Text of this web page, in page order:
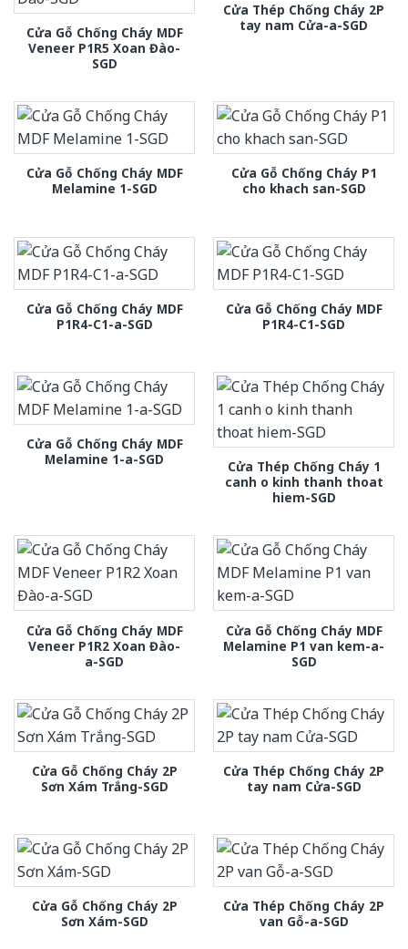
Cửa Gỗ Chống Cháy MDF
Veneer P1R5 Xoan Đào-
SGD
Cửa Thép Chống Cháy 2P
tay nam Cửa-a-SGD
Cửa Gỗ Chống Cháy MDF
Melamine 1-SGD
Cửa Gỗ Chống Cháy P1
cho khach san-SGD
Cửa Gỗ Chống Cháy MDF
P1R4-C1-a-SGD
Cửa Gỗ Chống Cháy MDF
P1R4-C1-SGD
Cửa Gỗ Chống Cháy MDF
Melamine 1-a-SGD
Cửa Thép Chống Cháy 1
canh o kinh thanh thoat
hiem-SGD
Cửa Gỗ Chống Cháy MDF
Veneer P1R2 Xoan Đào-
a-SGD
Cửa Gỗ Chống Cháy MDF
Melamine P1 van kem-a-
SGD
Cửa Gỗ Chống Cháy 2P
Sơn Xám Trắng-SGD
Cửa Thép Chống Cháy 2P
tay nam Cửa-SGD
Cửa Gỗ Chống Cháy 2P
Sơn Xám-SGD
Cửa Thép Chống Cháy 2P
van Gỗ-a-SGD